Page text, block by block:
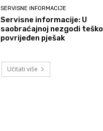
SERVISNE INFORMACIJE
Servisne informacije: U
saobraćajnoj nezgodi teško
povrijeđen pješak
Učitati više